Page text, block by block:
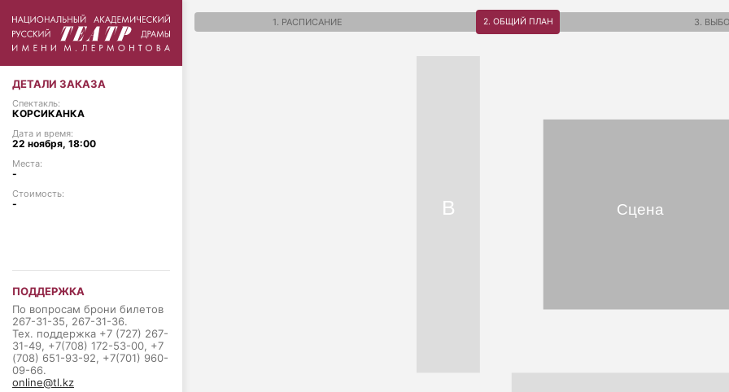
ДЕТАЛИ ЗАКАЗА
Спектакль:
КОРСИКАНКА
Дата и время:
22 ноября, 18:00
Места:
-
Стоимость:
-
ПОДДЕРЖКА
По вопросам брони билетов
267-31-35, 267-31-36.
Тех. поддержка +7 (727) 267-
31-49, +7(708) 172-53-00, +7
(708) 651-93-92, +7(701) 960-
09-66.
online@tl.kz
1. РАСПИСАНИЕ 2. ОБЩИЙ ПЛАН 3.
B Сцена